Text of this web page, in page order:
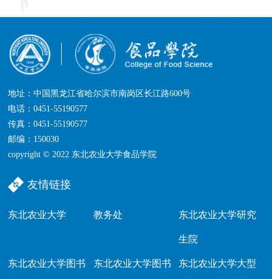
地址：中国黑龙江省哈尔滨市南岗区长江路600号
电话：0451-55190577
传真：0451-55190577
邮编：150030
copyright © 2022 东北农业大学食品学院
友情链接
东北农业大学 教务处 东北农业大学研究
生院
东北农业大学图书 东北农业大学图书 东北农业大学大型